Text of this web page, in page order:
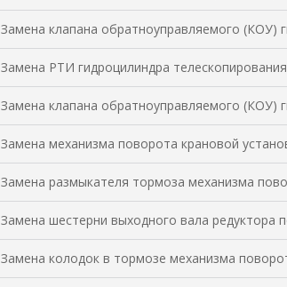
Замена клапана обратноуправляемого (КОУ)
Замена РТИ гидроцилиндра
Замена клапана обратноуправляемого (КОУ)
Замена механизма поворота крановой
Замена размыкателя тормоза механизма
Замена шестерни выходного вала редуктора
Замена колодок в тормозе механизма